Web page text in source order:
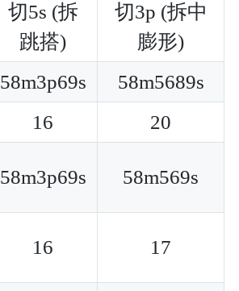
切5s (拆
跳搭)
切3p (拆中
膨形)
58m3p69s
58m5689s
16
20
58m3p69s 58m569s
16 17